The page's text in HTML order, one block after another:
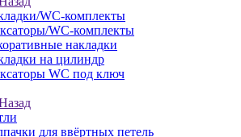
WC-комплекты
WC-комплекты
накладки
на цилиндр
WC под ключ
для ввёртных петель